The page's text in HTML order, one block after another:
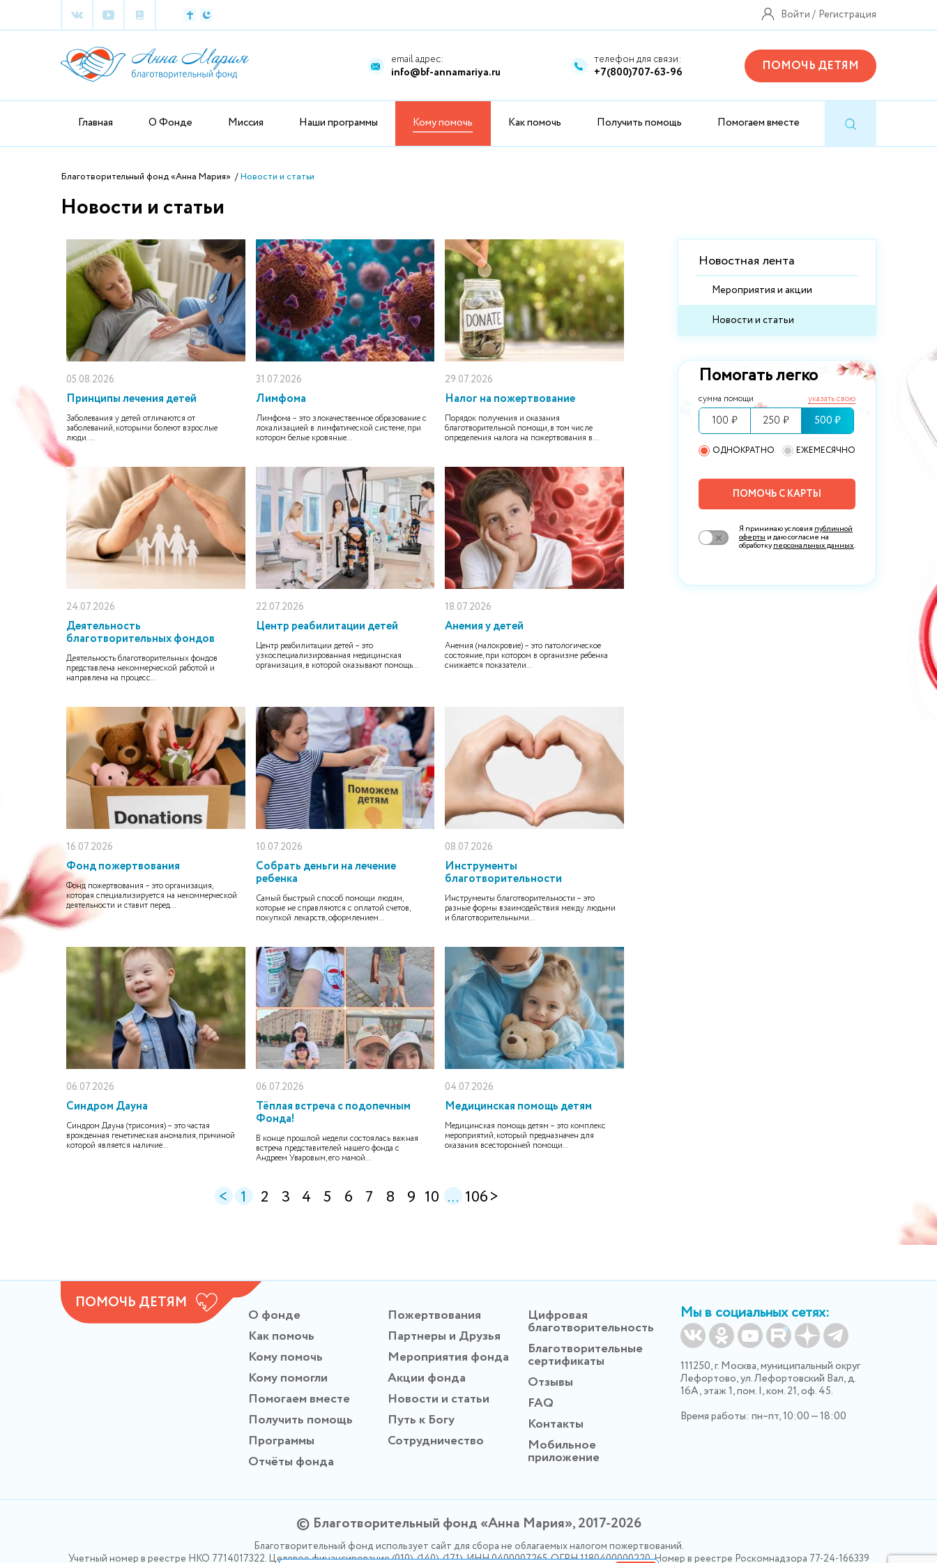
Войти Регистрация
email адрес:
info@bf-annamariya.ru
телефон для связи:
+7(800)707-63-96 ПОМОЧЬ ДЕТЯМ
Главная О Фонде Миссия Наши программы Кому помочь Как помочь Получить помощь Помогаем вместе
Благотворительный фонд «Анна Мария» Новости и статьи
Новости и статьи
Новостная лента
Мероприятия и акции
Новости и статьи
Помогать легко
сумма помощи указать свою
100 ₽ 250 ₽ 500 ₽
ОДНОКРАТНО ЕЖЕМЕСЯЧНО
ПОМОЧЬ С КАРТЫ
Я принимаю условия публичной
оферты и даю согласие на
обработкуперсональных данных.
05.08.2026
Принципы лечения детей
Заболевания у детей отличаются от
заболеваний, которыми болеют взрослые
люди....
31.07.2026
Лимфома
Лимфома – это злокачественное образование с
локализацией в лимфатической системе, при
котором белые кровяные...
29.07.2026
Налог на пожертвование
Порядок получения и оказания
благотворительной помощи, в том числе
определения налога на пожертвования в...
24.07.2026
Деятельность
благотворительных фондов
Деятельность благотворительных фондов
представлена некоммерческой работой и
направлена на процесс...
22.07.2026
Центр реабилитации детей
Центр реабилитации детей – это
узкоспециализированная медицинская
организация, в которой оказывают помощь...
18.07.2026
Анемия у детей
Анемия (малокровие) – это патологическое
состояние, при котором в организме ребенка
снижается показатели...
16.07.2026
Фонд пожертвования
Фонд пожертвования – это организация,
которая специализируется на некоммерческой
деятельности и ставит перед...
10.07.2026
Собрать деньги на лечение
ребенка
Самый быстрый способ помощи людям,
которые не справляются с оплатой счетов,
покупкой лекарств, оформлением...
08.07.2026
Инструменты
благотворительности
Инструменты благотворительности – это
разные формы взаимодействия между людьми
и благотворительными...
06.07.2026
Синдром Дауна
Синдром Дауна (трисомия) – это частая
врожденная генетическая аномалия, причиной
которой является наличие...
06.07.2026
Тёплая встреча с подопечным
Фонда!
В конце прошлой недели состоялась важная
встреча представителей нашего фонда с
Андреем Уваровым, его мамой...
04.07.2026
Медицинская помощь детям
Медицинская помощь детям – это комплекс
мероприятий, который предназначен для
оказания всесторонней помощи...
< 1 2 3 4 5 6 7 8 9 10 ... 106>
ПОМОЧЬ ДЕТЯМ
О фонде
Как помочь
Кому помочь
Кому помогли
Помогаем вместе
Получить помощь
Программы
Отчёты фонда
Пожертвования
Партнеры и Друзья
Мероприятия фонда
Акции фонда
Новости и статьи
Путь к Богу
Сотрудничество
Цифровая
благотворительность
Благотворительные
сертификаты
Отзывы
FAQ
Контакты
Мобильное
приложение
Мы в социальных сетях:
111250, г. Москва, муниципальный округ
Лефортово, ул. Лефортовский Вал, д.
16А, этаж 1, пом. I, ком. 21, оф. 45.
Время работы: пн–пт, 10:00 — 18:00
© Благотворительный фонд «Анна Мария», 2017-2026
Благотворительный фонд использует сайт для сбора не облагаемых налогом пожертвований.
Учетный номер в реестре НКО 7714017322. Целевое финансирование (010), (140), (171). ИНН 0400007265, ОГРН 1180400000220. Номер в реестре Роскомнадзора 77-24-166339